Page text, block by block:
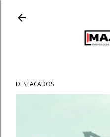
DESTACADOS